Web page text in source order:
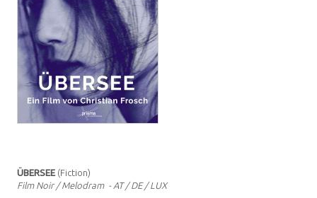
ÜBERSEE (Fiction)
Film Noir / Melodram - AT / DE / LUX